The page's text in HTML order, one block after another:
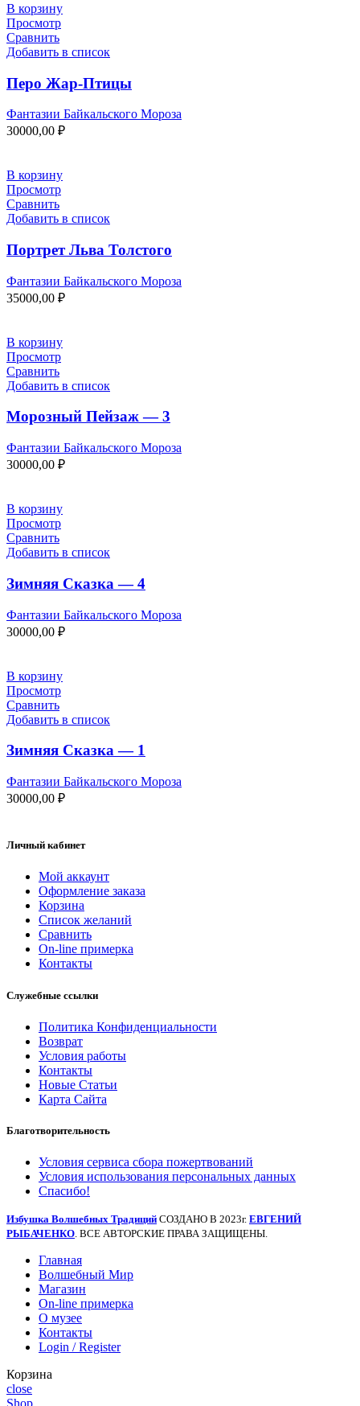
В корзину
Просмотр
Сравнить
Добавить в список
Перо Жар-Птицы
Фантазии Байкальского Мороза
30000,00 ₽
В корзину
Просмотр
Сравнить
Добавить в список
Портрет Льва Толстого
Фантазии Байкальского Мороза
35000,00 ₽
В корзину
Просмотр
Сравнить
Добавить в список
Морозный Пейзаж — 3
Фантазии Байкальского Мороза
30000,00 ₽
В корзину
Просмотр
Сравнить
Добавить в список
Зимняя Сказка — 4
Фантазии Байкальского Мороза
30000,00 ₽
В корзину
Просмотр
Сравнить
Добавить в список
Зимняя Сказка — 1
Фантазии Байкальского Мороза
30000,00 ₽
Личный кабинет
Мой аккаунт
Оформление заказа
Корзина
Список желаний
Сравнить
On-line примерка
Контакты
Служебные ссылки
Политика Конфиденциальности
Возврат
Условия работы
Контакты
Новые Статьи
Карта Сайта
Благотворительность
Условия сервиса сбора пожертвований
Условия использования персональных данных
Спасибо!
Избушка Волшебных Традиций СОЗДАНО В 2023г. ЕВГЕНИЙ
РЫБАЧЕНКО. ВСЕ АВТОРСКИЕ ПРАВА ЗАЩИЩЕНЫ.
Главная
Волшебный Мир
Магазин
On-line примерка
О музее
Контакты
Login / Register
Корзина
close